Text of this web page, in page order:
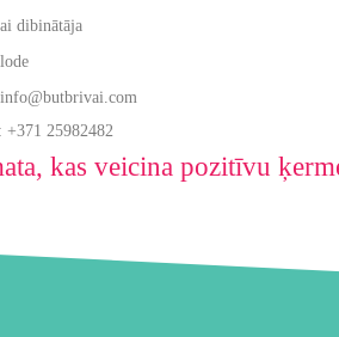
dibinātāja
+371 25982482
kas veicina pozitīvu